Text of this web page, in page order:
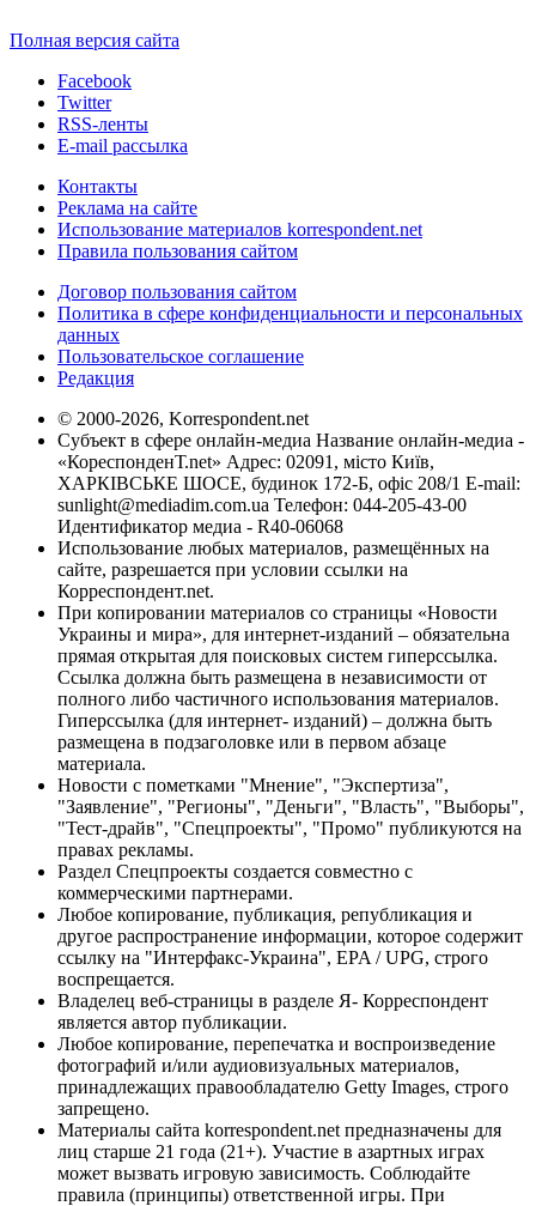
Полная версия сайта
Facebook
Twitter
RSS-ленты
E-mail рассылка
Контакты
Реклама на сайте
Использование материалов korrespondent.net
Правила пользования сайтом
Договор пользования сайтом
Политика в сфере конфиденциальности и персональных
данных
Пользовательское соглашение
Редакция
© 2000-2026, Korrespondent.net
Субъект в сфере онлайн-медиа Название онлайн-медиа -
«КореспонденТ.net» Адрес: 02091, місто Київ,
ХАРКІВСЬКЕ ШОСЕ, будинок 172-Б, офіс 208/1 E-mail:
sunlight@mediadim.com.ua Телефон: 044-205-43-00
Идентификатор медиа - R40-06068
Использование любых материалов, размещённых на
сайте, разрешается при условии ссылки на
Корреспондент.net.
При копировании материалов со страницы «Новости
Украины и мира», для интернет-изданий – обязательна
прямая открытая для поисковых систем гиперссылка.
Ссылка должна быть размещена в независимости от
полного либо частичного использования материалов.
Гиперссылка (для интернет- изданий) – должна быть
размещена в подзаголовке или в первом абзаце
материала.
Новости с пометками "Мнение", "Экспертиза",
"Заявление", "Регионы", "Деньги", "Власть", "Выборы",
"Тест-драйв", "Спецпроекты", "Промо" публикуются на
правах рекламы.
Раздел Спецпроекты создается совместно с
коммерческими партнерами.
Любое копирование, публикация, републикация и
другое распространение информации, которое содержит
ссылку на "Интерфакс-Украина", EPA / UPG, строго
воспрещается.
Владелец веб-страницы в разделе Я- Корреспондент
является автор публикации.
Любое копирование, перепечатка и воспроизведение
фотографий и/или аудиовизуальных материалов,
принадлежащих правообладателю Getty Images, строго
запрещено.
Материалы сайта korrespondent.net предназначены для
лиц старше 21 года (21+). Участие в азартных играх
может вызвать игровую зависимость. Соблюдайте
правила (принципы) ответственной игры. При